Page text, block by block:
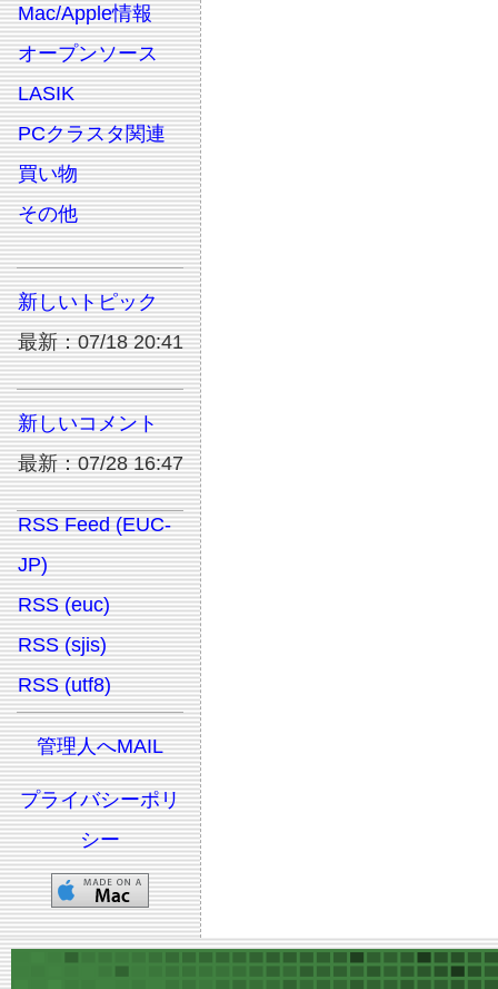
Mac/Apple情報
オープンソース
LASIK
PCクラスタ関連
買い物
その他
新しいトピック
最新：07/18 20:41
新しいコメント
最新：07/28 16:47
RSS Feed (EUC-
JP)
RSS (euc)
RSS (sjis)
RSS (utf8)
管理人へMAIL
プライバシーポリ
シー